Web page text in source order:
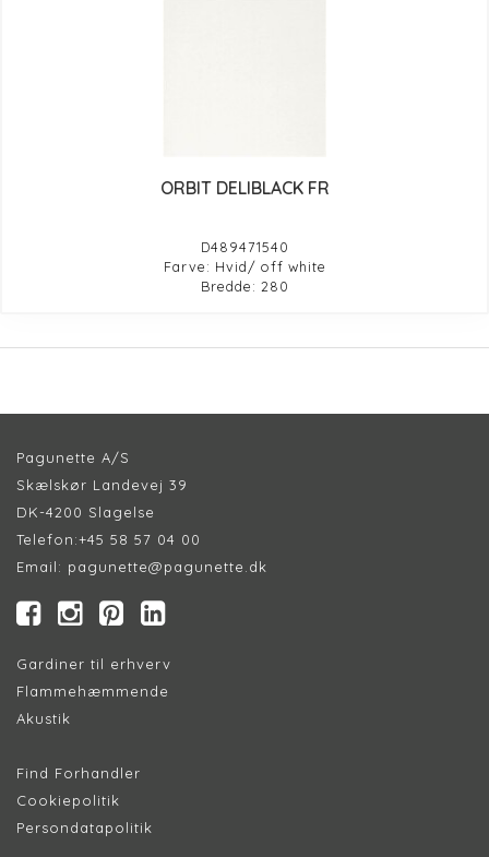
ORBIT DELIBLACK FR
D489471540
Farve: Hvid/ off white
Bredde: 280
Pagunette A/S
Skælskør Landevej 39
DK-4200 Slagelse
Telefon:+45 58 57 04 00
Email: pagunette@pagunette.dk
Gardiner til erhverv
Flammehæmmende
Akustik
Find Forhandler
Cookiepolitik
Persondatapolitik